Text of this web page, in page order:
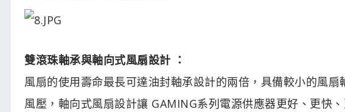
雙滾珠軸承與軸向式風扇設計 ：
風扇的使用壽命最長可達油封軸承設計的兩倍，具備較小的風
風壓，軸向式風扇設計讓 GAMING系列電源供應器更好、更快